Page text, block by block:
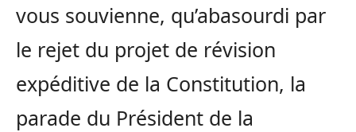
vous souvienne, qu’abasourdi par
le rejet du projet de révision
expéditive de la Constitution, la
parade du Président de la